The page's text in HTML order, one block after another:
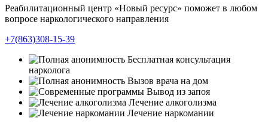
Реабилитационный центр «Новый ресурс» поможет в любом
вопросе наркологического направления
+7(863)308-15-39
Бесплатная консультация
нарколога
Вызов врача на дом
Вывод из запоя
Лечение алкоголизма
Лечение наркомании